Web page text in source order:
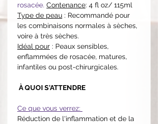
rosacée. Contenance: 4 fl oz/ 115ml
Type de peau : Recommandé pour
les combinaisons normales à sèches,
voire à très sèches.
Idéal pour : Peaux sensibles,
enflammées de rosacée, matures,
infantiles ou post-chirurgicales.
À QUOI S'ATTENDRE
Ce que vous verrez:
Réduction de l'inflammation et de la